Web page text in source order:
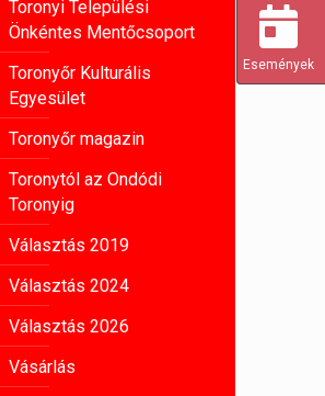
Toronyi Települési
Önkéntes Mentőcsoport
Toronyőr Kulturális
Egyesület
Toronyőr magazin
Toronytól az Ondódi
Toronyig
Választás 2019
Választás 2024
Választás 2026
Vásárlás
Események